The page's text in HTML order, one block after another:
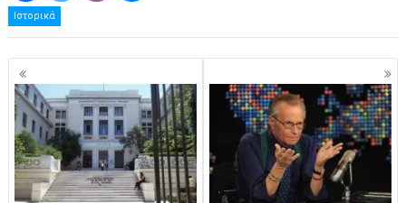
Ιστορικά
Πλοήγηση
άρθρων